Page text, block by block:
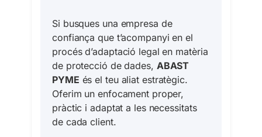
Si busques una empresa de
confiança que t’acompanyi en el
procés d’adaptació legal en matèria
de protecció de dades, ABAST
PYME és el teu aliat estratègic.
Oferim un enfocament proper,
pràctic i adaptat a les necessitats
de cada client.